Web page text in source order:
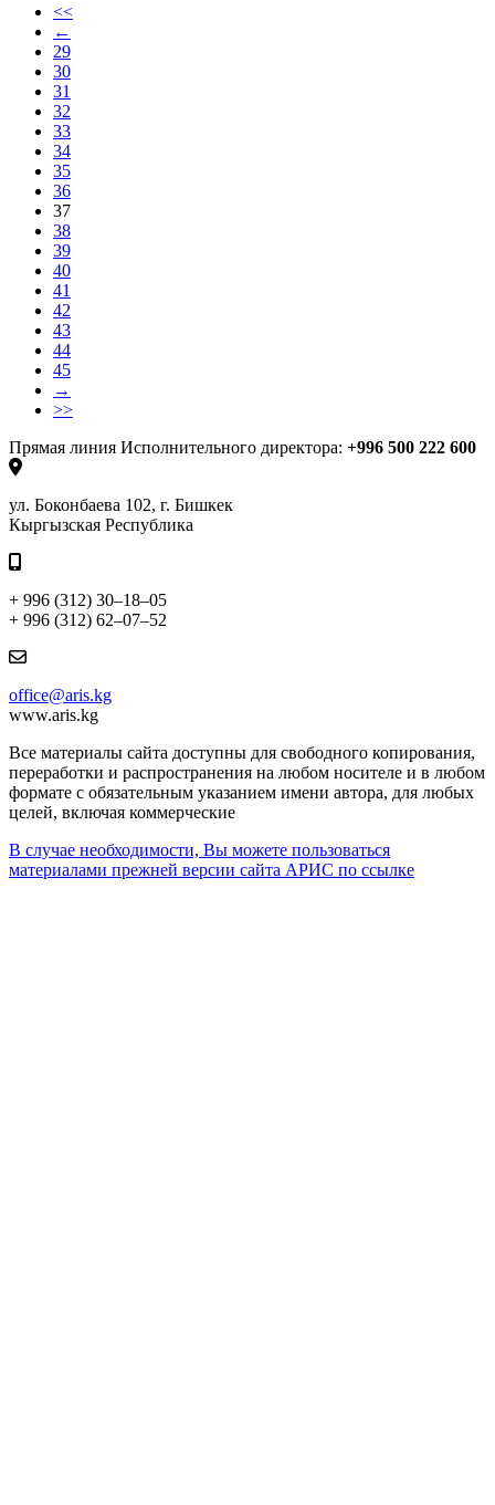
<<
←
29
30
31
32
33
34
35
36
37
38
39
40
41
42
43
44
45
→
>>
Прямая линия Исполнительного директора: +996 500 222 600
ул. Боконбаева 102, г. Бишкек
Кыргызская Республика
+ 996 (312) 30–18–05
+ 996 (312) 62–07–52
office@aris.kg
www.aris.kg
Все материалы сайта доступны для свободного копирования,
переработки и распространения на любом носителе и в любом
формате с обязательным указанием имени автора, для любых
целей, включая коммерческие
В случае необходимости, Вы можете пользоваться
материалами прежней версии сайта АРИС по ссылке